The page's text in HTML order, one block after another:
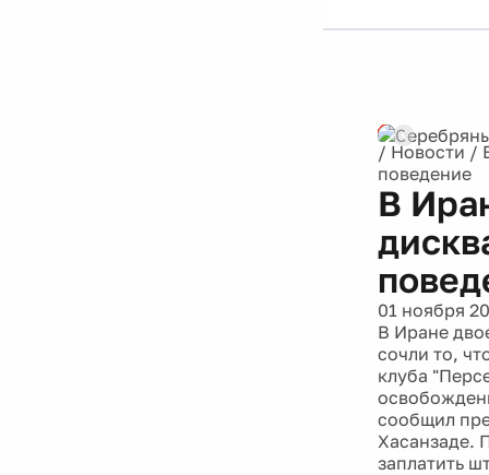
/ Новости /
поведение
В
01 ноября
В Иране
сочли то,
клуба
сообщил
Хасанзаде.
заплатить